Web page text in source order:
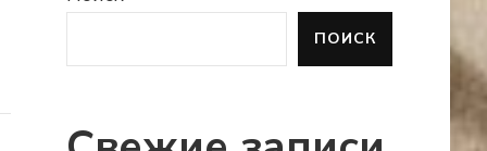
ПОИСК